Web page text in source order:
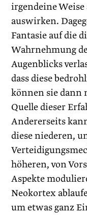
irgendeine
auswirken.
Fantasie auf die
Wahrnehmung
Augenblicks
dass diese
können sie dann
Quelle dieser
Andererseits
diese niederen,
höheren, von
Aspekte
Neokortex
um etwas ganz